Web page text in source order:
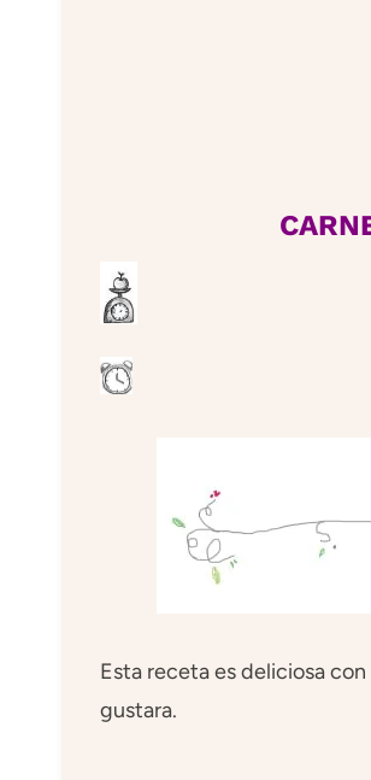
Esta receta es deliciosa
gustara.